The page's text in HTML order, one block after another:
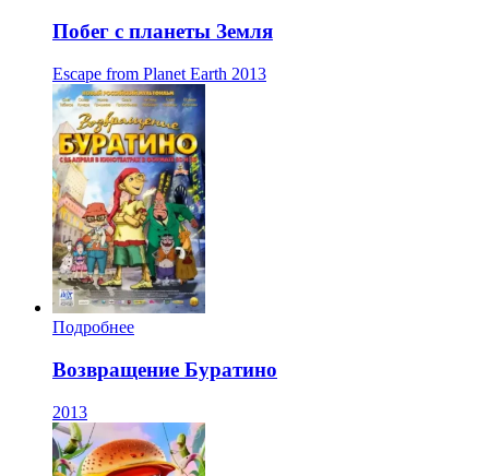
Побег с планеты Земля
Escape from Planet Earth 2013
Подробнее
Возвращение Буратино
2013